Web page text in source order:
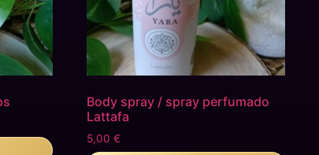
Body spray / spray perfumado
Lattafa
5,00€